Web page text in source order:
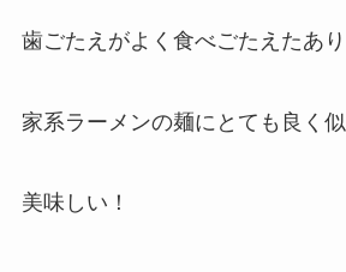
歯ごたえがよく食べごたえたあり
家系ラーメンの麺にとても良く似
美味しい！